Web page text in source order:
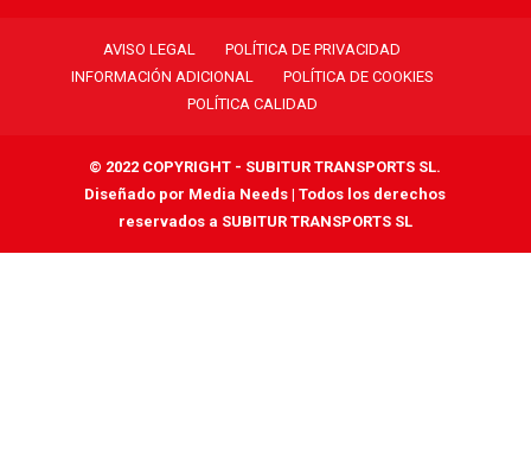
AVISO LEGAL
POLÍTICA DE PRIVACIDAD
INFORMACIÓN ADICIONAL
POLÍTICA DE COOKIES
POLÍTICA CALIDAD
© 2022 COPYRIGHT - SUBITUR TRANSPORTS SL.
Diseñado por Media Needs | Todos los derechos
reservados a SUBITUR TRANSPORTS SL